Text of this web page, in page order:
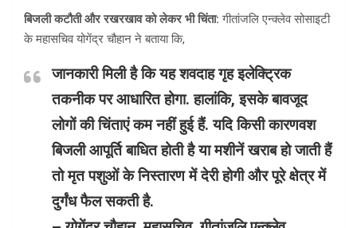
बिजली कटौती और रखरखाव को लेकर भी चिंता:गीतांजलि एन्क्लेव सोसाइटी
के महासचिव योगेंद्र चौहान ने बताया कि,
जानकारी मिली है कि यह शवदाह गृह इलेक्ट्रिक
तकनीक पर आधारित होगा. हालांकि, इसके बावजूद
लोगों की चिंताएं कम नहीं हुई हैं. यदि किसी कारणवश
बिजली आपूर्ति बाधित होती है या मशीनें खराब हो जाती हैं
तो मृत पशुओं के निस्तारण में देरी होगी और पूरे क्षेत्र में
दुर्गंध फैल सकती है.